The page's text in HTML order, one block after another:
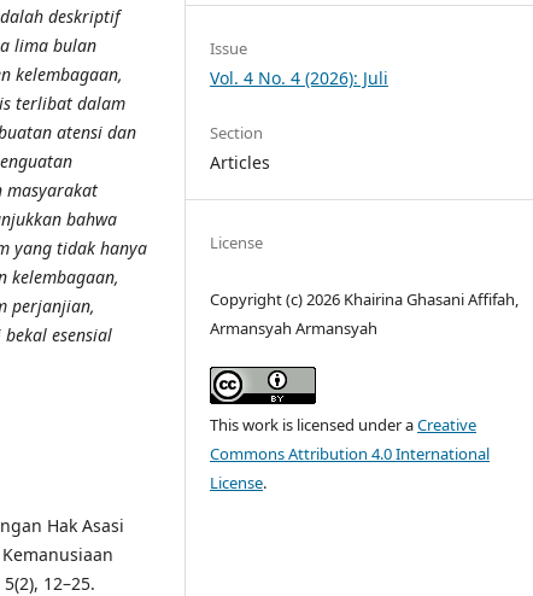
deskriptif
lima bulan
kelembagaan,
terlibat dalam
atensi dan
masyarakat
bahwa
yang tidak hanya
kelembagaan,
perjanjian,
esensial
Hak Asasi
12–25.
Issue
Vol. 4 No. 4 (2026): Juli
Section
Articles
License
Copyright (c) 2026 Khairina Ghasani Affifah,
Armansyah Armansyah
This work is licensed under aCreative
Commons Attribution 4.0 International
License.